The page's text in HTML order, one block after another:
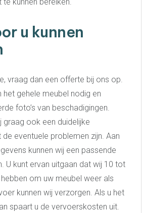
kunnen bereiken.
u kunnen
vraag dan een offerte bij ons op.
het gehele meubel nodig en
foto’s van beschadigingen.
graag ook een duidelijke
eventuele problemen zijn. Aan
kunnen wij een passende
U kunt ervan uitgaan dat wij 10 tot
om uw meubel weer als
kunnen wij verzorgen. Als u het
spaart u de vervoerskosten uit.